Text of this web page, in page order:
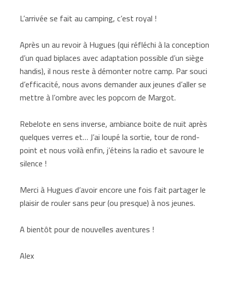
L’arrivée se fait au camping, c’est royal !
Après un au revoir à Hugues (qui réfléchi à la conception
d’un quad biplaces avec adaptation possible d’un siège
handis), il nous reste à démonter notre camp. Par souci
d’efficacité, nous avons demander aux jeunes d’aller se
mettre à l’ombre avec les popcorn de Margot.
Rebelote en sens inverse, ambiance boite de nuit après
quelques verres et… J’ai loupé la sortie, tour de rond-
point et nous voilà enfin, j’éteins la radio et savoure le
silence !
Merci à Hugues d’avoir encore une fois fait partager le
plaisir de rouler sans peur (ou presque) à nos jeunes.
A bientôt pour de nouvelles aventures !
Alex